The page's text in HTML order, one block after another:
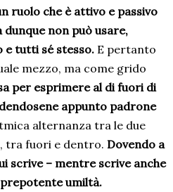
ruolo che è attivo e passivo
non può usare,
e tutti sé stesso. E pertanto
mezzo, ma come grido
per esprimere al di fuori di
appunto padrone
alternanza tra le due
tra fuori e dentro. Dovendo a
scrive – mentre scrive anche
umiltà.